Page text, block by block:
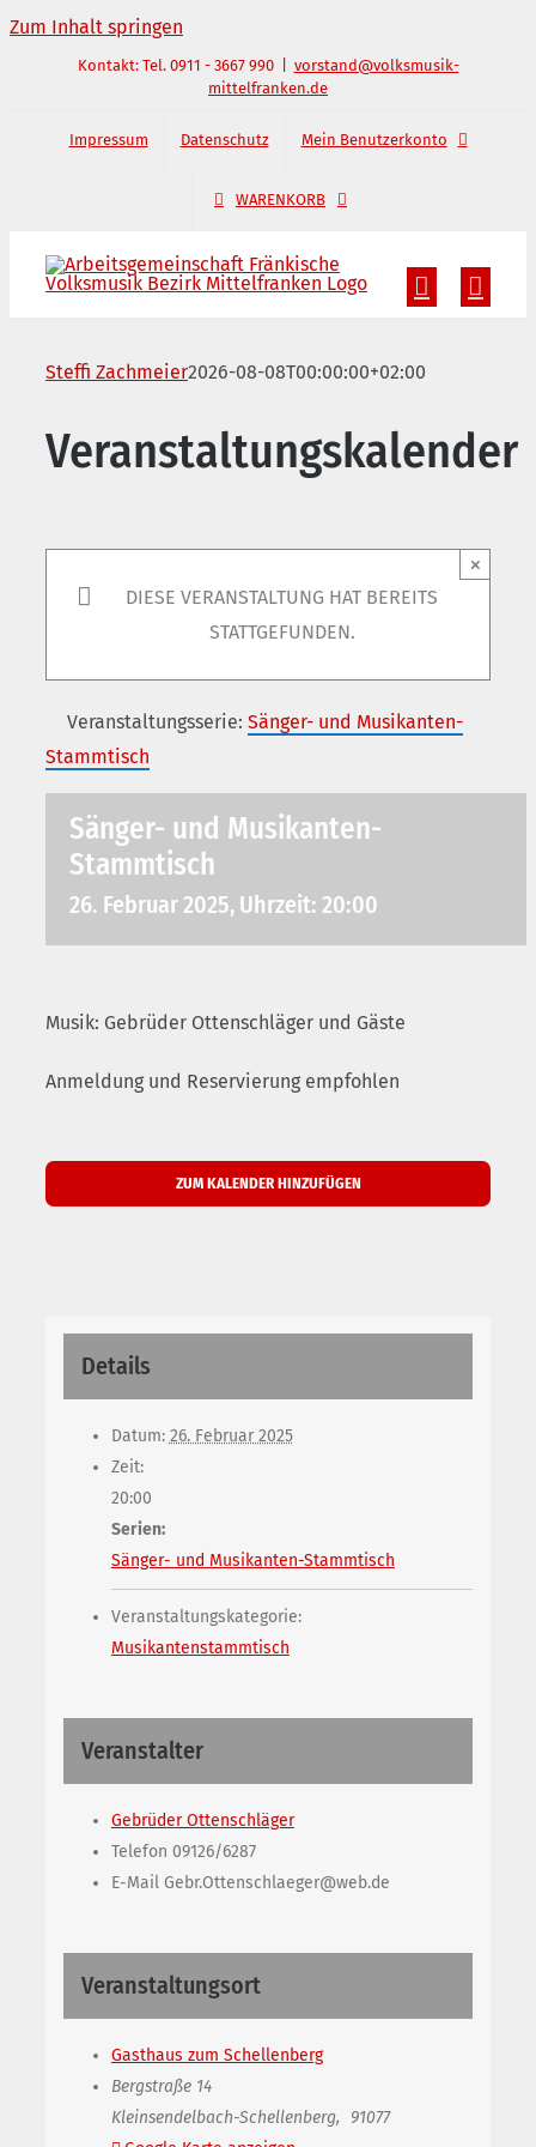
Zum Inhalt springen
Kontakt: Tel. 0911 - 3667 990
vorstand@volksmusik-
mittelfranken.de
Impressum Datenschutz Mein Benutzerkonto
WARENKORB
Steffi Zachmeier2026-08-08T00:00:00+02:00
Veranstaltungskalender
DIESE VERANSTALTUNG HAT BEREITS
STATTGEFUNDEN.
×
Veranstaltungsserie: Sänger- und Musikanten-
Stammtisch
Sänger- und Musikanten-
Stammtisch
26. Februar 2025, Uhrzeit: 20:00
Musik: Gebrüder Ottenschläger und Gäste
Anmeldung und Reservierung empfohlen
ZUM KALENDER HINZUFÜGEN
Details
Datum: 26. Februar 2025
Zeit:
20:00
Serien:
Sänger- und Musikanten-Stammtisch
Veranstaltungskategorie:
Musikantenstammtisch
Veranstalter
Gebrüder Ottenschläger
Telefon 09126/6287
E-Mail Gebr.Ottenschlaeger@web.de
Veranstaltungsort
Gasthaus zum Schellenberg
Bergstraße 14
Kleinsendelbach-Schellenberg, 91077